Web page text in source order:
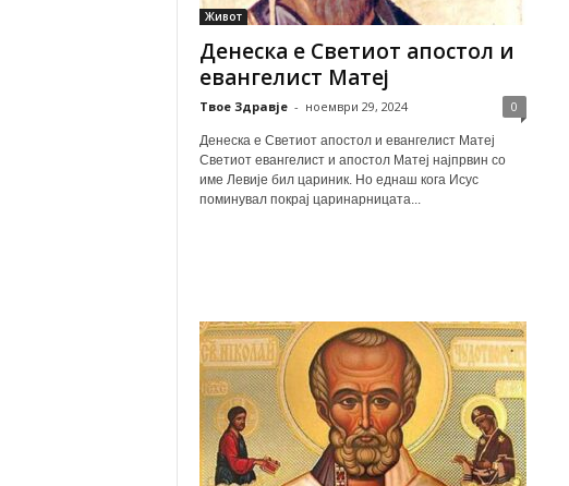
Живот
Денеска е Светиот апостол и
евангелист Матеј
Твое Здравје - ноември 29, 2024 0
Денеска е Светиот апостол и евангелист Матеј
Светиот евангелист и апостол Матеј најпрвин со
име Левије бил цариник. Но еднаш кога Исус
поминувал покрај царинарницата...